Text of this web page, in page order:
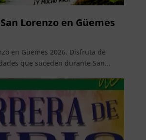
Lorenzo en Güemes
en Güemes 2026. Disfruta de
que suceden durante San...